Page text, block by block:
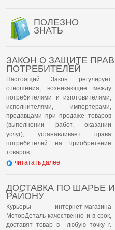
ПОЛЕЗНО
ЗНАТЬ
ЗАКОН О ЗАЩИТЕ ПРАВ
ПОТРЕБИТЕЛЕЙ
Настоящий Закон регулирует
отношения, возникающие между
потребителями и изготовителями,
исполнителями, импортерами,
продавцами при продаже товаров
(выполнении работ, оказании
услуг), устанавливает права
потребителей на приобретение
товаров ...
читатать далее
ДОСТАВКА ПО ШАРЬЕ И
РАЙОНУ
Курьеры интернет-магазина
МоторДеталь качественно и в срок,
доставят товар в любую точку г.